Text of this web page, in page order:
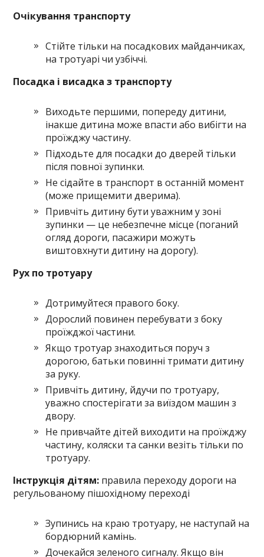
Очікування транспорту
Стійте тільки на посадкових майданчиках,
на тротуарі чи узбіччі.
Посадка і висадка з транспорту
Виходьте першими, попереду дитини,
інакше дитина може впасти або вибігти на
проїжджу частину.
Підходьте для посадки до дверей тільки
після повної зупинки.
Не сідайте в транспорт в останній момент
(може прищемити дверима).
Привчіть дитину бути уважним у зоні
зупинки — це небезпечне місце (поганий
огляд дороги, пасажири можуть
виштовхнути дитину на дорогу).
Рух по тротуару
Дотримуйтеся правого боку.
Дорослий повинен перебувати з боку
проїжджої частини.
Якщо тротуар знаходиться поруч з
дорогою, батьки повинні тримати дитину
за руку.
Привчіть дитину, йдучи по тротуару,
уважно спостерігати за виїздом машин з
двору.
Не привчайте дітей виходити на проїжджу
частину, коляски та санки везіть тільки по
тротуару.
Інструкція дітям: правила переходу дороги на
регульованому пішохідному переході
Зупинись на краю тротуару, не наступай на
бордюрний камінь.
Дочекайся зеленого сигналу. Якщо він